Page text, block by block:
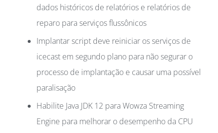
dados históricos de relatórios e relatórios de
reparo para serviços flussônicos
Implantar script deve reiniciar os serviços de
icecast em segundo plano para não segurar o
processo de implantação e causar uma possível
paralisação
Habilite Java JDK 12 para Wowza Streaming
Engine para melhorar o desempenho da CPU